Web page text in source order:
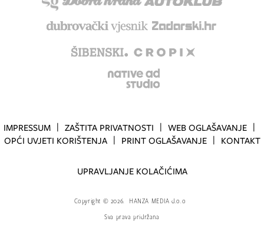
IMPRESSUM ZAŠTITA PRIVATNOSTI
WEB OGLAŠAVANJE
OPĆI UVJETI KORIŠTENJA
PRINT OGLAŠAVANJE KONTAKT
UPRAVLJANJE KOLAČIĆIMA
Copyright © 2026.
HANZA MEDIA d.o.o
Sva prava pridržana